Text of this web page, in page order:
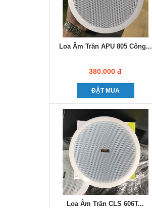
Loa Âm Trần APU 805 Công...
380.000 đ
ĐẶT MUA
Loa Âm Trần CLS 606T...